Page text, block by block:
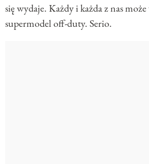
się wydaje. Każdy i każda z nas
supermodel off-duty. Serio.